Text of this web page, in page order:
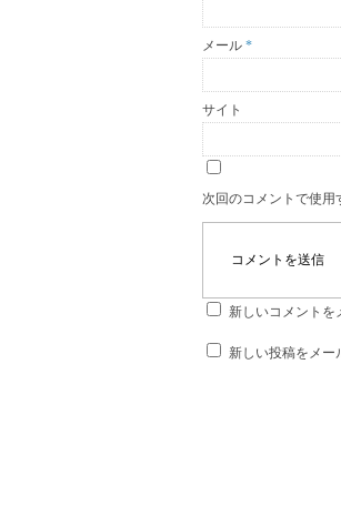
メール *
サイト
次回のコメントで使用
新しいコメントを
新しい投稿をメー